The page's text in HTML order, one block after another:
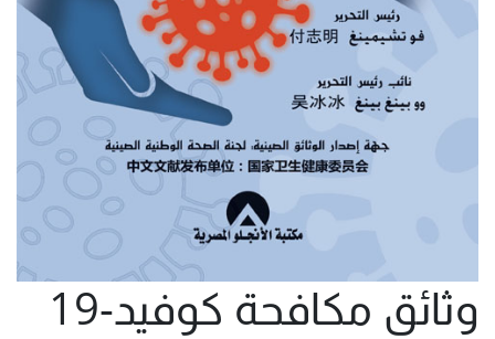
وثائق مكافحة كوفيد-19